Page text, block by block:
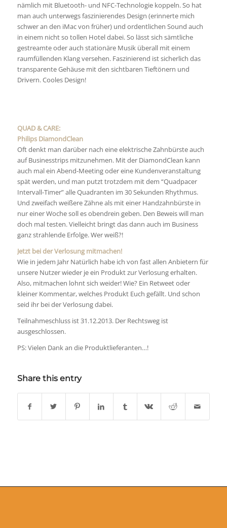
nämlich mit Bluetooth- und NFC-Technologie koppeln. So hat
man auch unterwegs faszinierendes Design (erinnerte mich
schwer an den iMac von früher) und ordentlichen Sound auch
in einem nicht so tollen Hotel dabei. So lässt sich sämtliche
gestreamte oder auch stationäre Musik überall mit einem
raumfüllenden Klang versehen. Faszinierend ist sicherlich das
transparente Gehäuse mit den sichtbaren Tieftönern und
Drivern. Cooles Design!
QUAD & CARE:
Philips DiamondClean
Oft denkt man darüber nach eine elektrische Zahnbürste auch
auf Businesstrips mitzunehmen. Mit der DiamondClean kann
auch mal ein Abend-Meeting oder eine Kundenveranstaltung
spät werden, und man putzt trotzdem mit dem “Quadpacer
Intervall-Timer” alle Quadranten im 30 Sekunden Rhythmus.
Und zweifach weißere Zähne als mit einer Handzahnbürste in
nur einer Woche soll es obendrein geben. Den Beweis will man
doch mal testen. Vielleicht bringt das dann auch im Business
ganz strahlende Erfolge. Wer weiß?!
Jetzt bei der Verlosung mitmachen!
Wie in jedem Jahr Natürlich habe ich von fast allen Anbietern für
unsere Nutzer wieder je ein Produkt zur Verlosung erhalten.
Also, mitmachen lohnt sich weider! Wie? Ein Retweet oder
kleiner Kommentar, welches Produkt Euch gefällt. Und schon
seid ihr bei der Verlosung dabei.
Teilnahmeschluss ist 31.12.2013. Der Rechtsweg ist
ausgeschlossen.
PS: Vielen Dank an die Produktlieferanten…!
Share this entry